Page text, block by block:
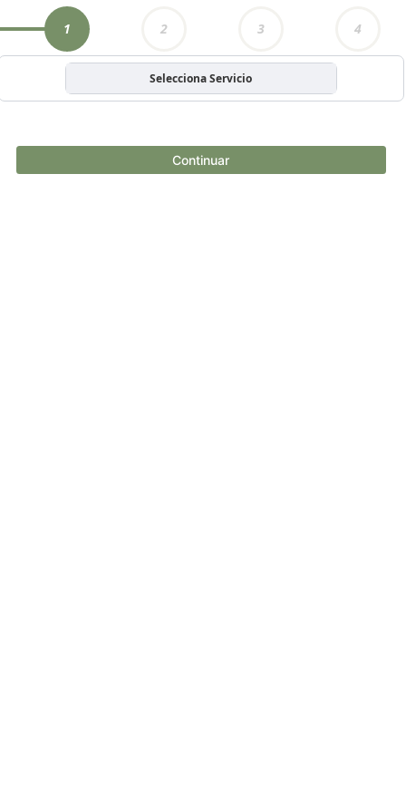
1 2 3 4
Selecciona Servicio
Continuar